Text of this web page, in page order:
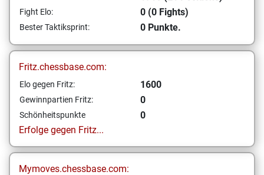
Fight Elo: 0 (0 Fights)
Bester Taktiksprint: 0 Punkte.
Fritz.chessbase.com:
Elo gegen Fritz: 1600
Gewinnpartien Fritz: 0
Schönheitspunkte
0
Erfolge gegen Fritz...
Mymoves.chessbase.com: